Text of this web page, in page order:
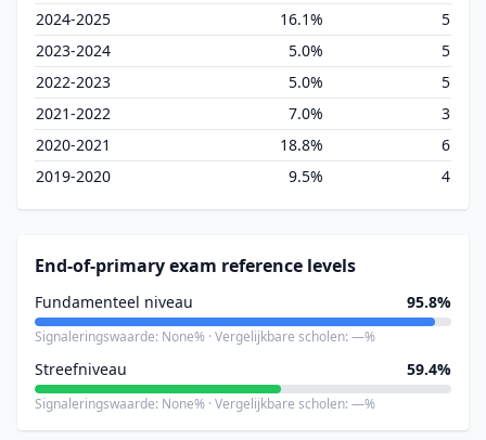
2024-2025 16.1%
5
2023-2024
5.0%
5
2022-2023
5.0%
5
2021-2022
7.0%
3
2020-2021
18.8%
6
2019-2020
9.5% 4
End-of-primary exam reference levels
Fundamenteel niveau 95.8%
Signaleringswaarde: None% · Vergelijkbare scholen: —%
Streefniveau 59.4%
Signaleringswaarde: None% · Vergelijkbare scholen: —%